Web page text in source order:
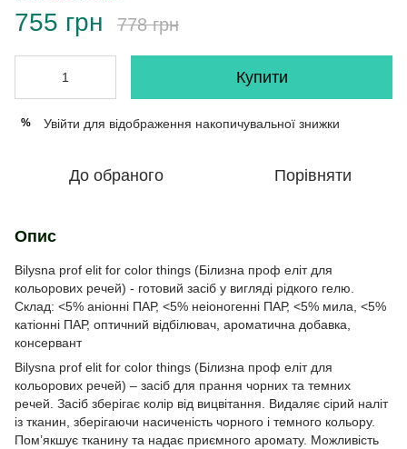
755 грн 778 грн
Купити
% Увійти для відображення накопичувальної знижки
До обраного Порівняти
Опис
Bilysna prof elit for color things (Білизна проф еліт для
кольорових речей) - готовий засіб у вигляді рідкого гелю.
Склад: <5% аніонні ПАР, <5% неіоногенні ПАР, <5% мила, <5%
катіонні ПАР, оптичний відбілювач, ароматична добавка,
консервант
Bilysna prof elit for color things (Білизна проф еліт для
кольорових речей) – засіб для прання чорних та темних
речей. Засіб зберігає колір від вицвітання. Видаляє сірий наліт
із тканин, зберігаючи насиченість чорного і темного кольору.
Пом’якшує тканину та надає приємного аромату. Можливість